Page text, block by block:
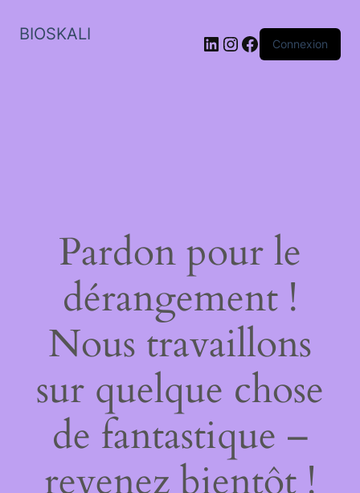
BIOSKALI LinkedIn
Instagram
Facebook
Connexion
Pardon pour le
dérangement !
Nous travaillons
sur quelque chose
de fantastique –
revenez bientôt !